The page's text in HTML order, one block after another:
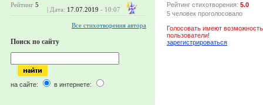
Рейтинг 5
| Дата: 17.07.2019 - 10:07
Все стихотворения автора
Поиск по сайту
на сайте: в интернете:
Рейтинг стихотворения: 5.0
5 человек проголосовало
Голосовать имеют
пользователи!
зарегистрироваться